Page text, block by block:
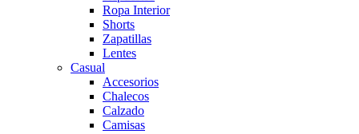
Ropa Interior
Shorts
Zapatillas
Lentes
Casual
Accesorios
Chalecos
Calzado
Camisas